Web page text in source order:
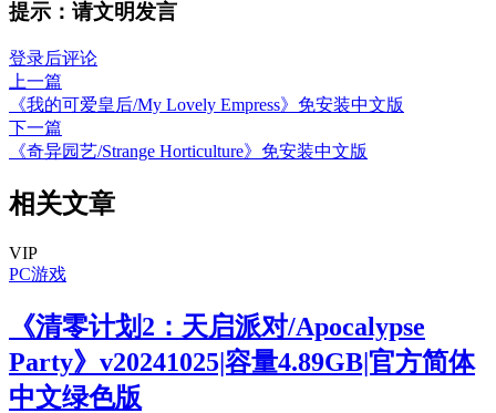
提示：请文明发言
登录后评论
上一篇
《我的可爱皇后/My Lovely Empress》免安装中文版
下一篇
《奇异园艺/Strange Horticulture》免安装中文版
相关文章
VIP
PC游戏
《清零计划2：天启派对/Apocalypse
Party》v20241025|容量4.89GB|官方简体
中文绿色版